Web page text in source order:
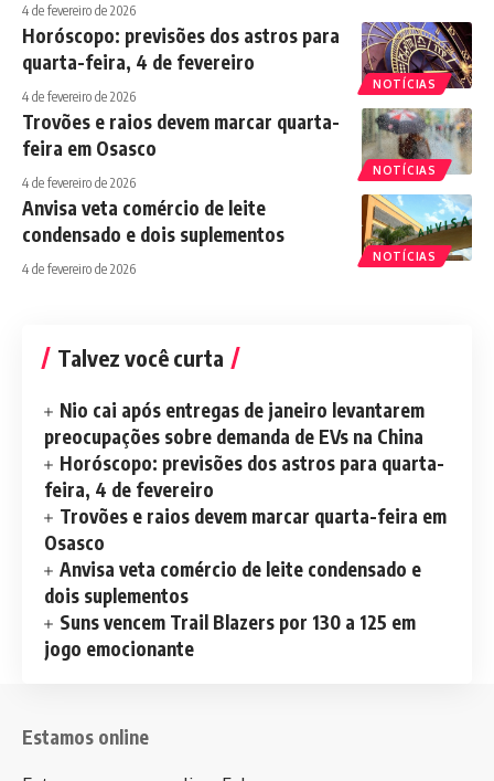
4 de fevereiro de 2026
NOTÍCIAS
Horóscopo: previsões dos astros para
quarta-feira, 4 de fevereiro
4 de fevereiro de 2026
NOTÍCIAS
Trovões e raios devem marcar quarta-
feira em Osasco
4 de fevereiro de 2026
NOTÍCIAS
Anvisa veta comércio de leite
condensado e dois suplementos
4 de fevereiro de 2026
Talvez você curta
Nio cai após entregas de janeiro levantarem
preocupações sobre demanda de EVs na China
Horóscopo: previsões dos astros para quarta-
feira, 4 de fevereiro
Trovões e raios devem marcar quarta-feira em
Osasco
Anvisa veta comércio de leite condensado e
dois suplementos
Suns vencem Trail Blazers por 130 a 125 em
jogo emocionante
Estamos online